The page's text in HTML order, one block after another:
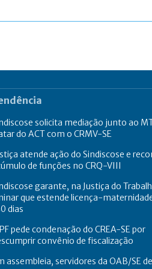
solicita mediação junto ao
do ACT com o CRMV-SE
atende ação do Sindiscose e
de funções no CRQ-VIII
garante, na Justiça do
que estende licença-
dias
pede condenação do CREA-SE por
convênio de fiscalização
assembleia, servidores da OAB/SE